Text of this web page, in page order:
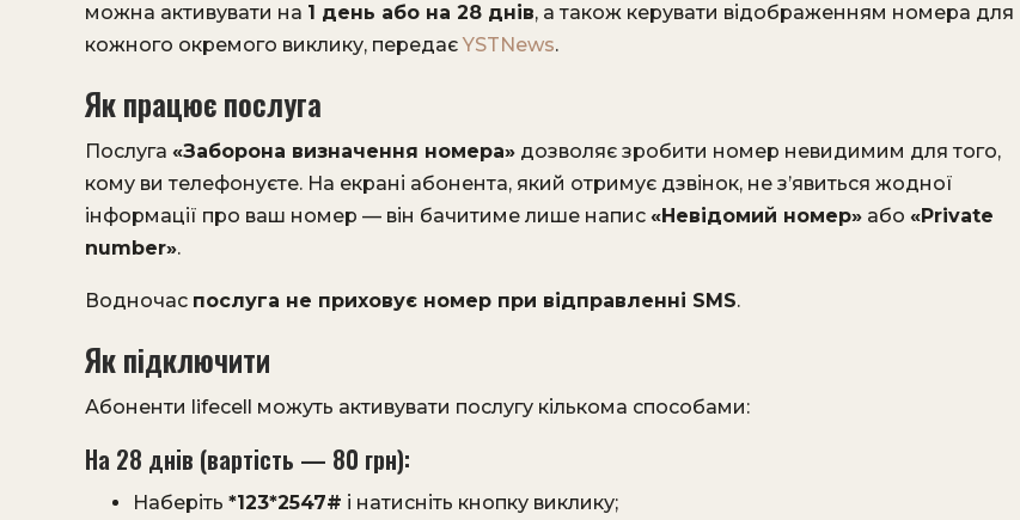
можна активувати на 1 день або на 28 днів, а також керувати відображенням номера для
кожного окремого виклику, передає YSTNews.
Як працює послуга
Послуга «Заборона визначення номера» дозволяє зробити номер невидимим для того,
кому ви телефонуєте. На екрані абонента, який отримує дзвінок, не з’явиться жодної
інформації про ваш номер — він бачитиме лише напис «Невідомий номер» або «Private
number».
Водночас послуга не приховує номер при відправленні SMS.
Як підключити
Абоненти lifecell можуть активувати послугу кількома способами:
На 28 днів (вартість — 80 грн):
Наберіть *123*2547# і натисніть кнопку виклику;